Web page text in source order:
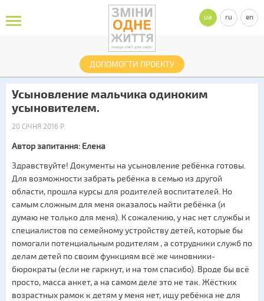
ДОПОМОГТИ ПРОЕКТУ
ua ru en
Усыновление мальчика одиноким
усыновителем.
20 СІЧНЯ 2016 Р.
Автор запитання: Елена
Здравствуйте! Документы на усыновление ребёнка готовы.
Для возможности забрать ребёнка в семью из другой
области, прошла курсы для родителей воспитателей. Но
самым сложным для меня оказалось найти ребёнка (и
думаю не только для меня). К сожалению, у нас нет службы и
специалистов по семейному устройству детей, которые бы
помогали потенциальным родителям , а сотрудники служб по
делам детей по своим функциям всё же чиновники-
бюрократы (если не гаркнут, и на том спасибо). Вроде бы всё
просто, масса анкет, а на самом деле это не так. Жёстких
возрастных рамок к детям у меня нет, ищу ребёнка не для